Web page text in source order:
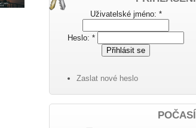
Uživatelské jméno: *
Heslo:*
Zaslat nové heslo
POČASÍ